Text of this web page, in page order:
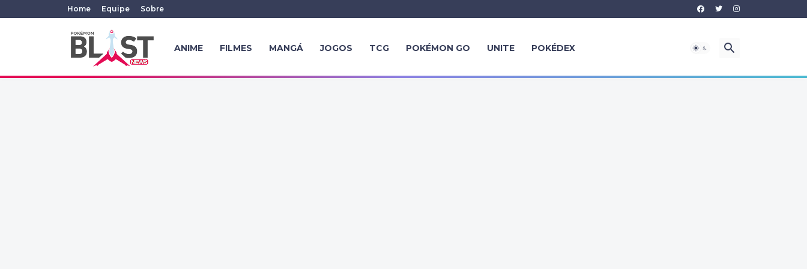
Home Equipe Sobre
ANIME FILMES MANGÁ JOGOS TCG POKÉMON GO UNITE POKÉDEX